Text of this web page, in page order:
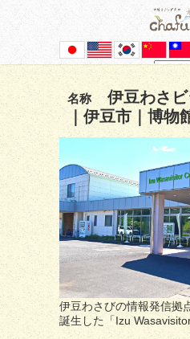
名称
伊豆わさ
｜伊豆市｜博物
伊豆わさびの情報発信拠
誕生した「Izu